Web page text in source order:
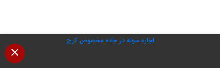
اجاره سوله در جاده مخصوص کرج